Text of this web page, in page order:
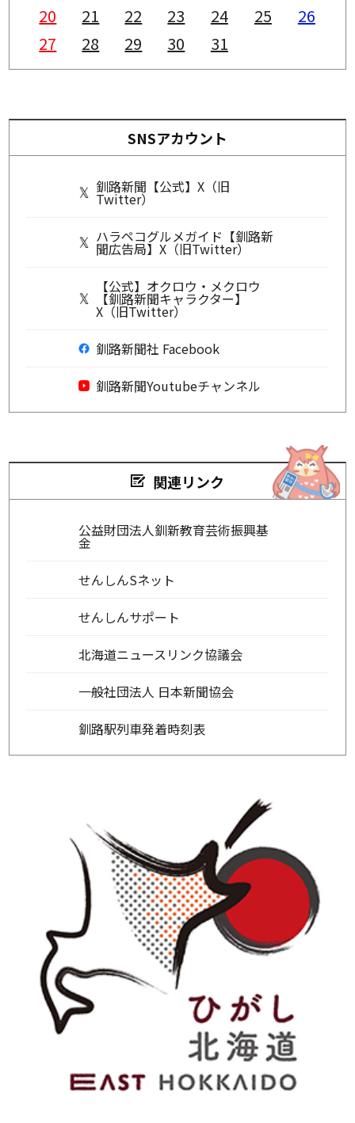
20
21 22 23 24 25
26
27
28 29 30 31
SNSアカウント
釧路新聞【公式】X（旧
Twitter）
ハラペコグルメガイド【釧路新
聞広告局】X（旧Twitter）
【公式】オクロウ・メクロウ
【釧路新聞キャラクター】
X（旧Twitter）
釧路新聞社 Facebook
釧路新聞Youtubeチャンネル
関連リンク
公益財団法人釧新教育芸術振興基
金
せんしんSネット
せんしんサポート
北海道ニュースリンク協議会
一般社団法人 日本新聞協会
釧路駅列車発着時刻表